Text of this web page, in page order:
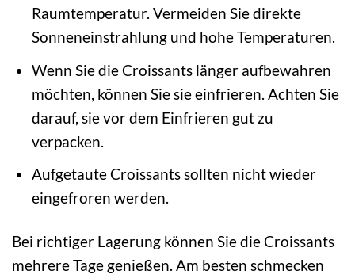
Raumtemperatur. Vermeiden Sie direkte
Sonneneinstrahlung und hohe Temperaturen.
Wenn Sie die Croissants länger aufbewahren
möchten, können Sie sie einfrieren. Achten Sie
darauf, sie vor dem Einfrieren gut zu
verpacken.
Aufgetaute Croissants sollten nicht wieder
eingefroren werden.
Bei richtiger Lagerung können Sie die Croissants
mehrere Tage genießen. Am besten schmecken